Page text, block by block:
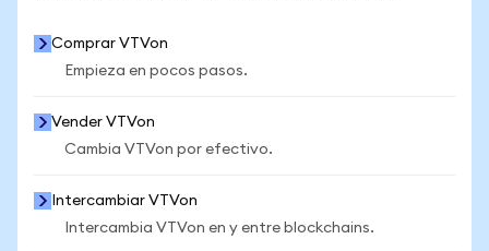
Comprar VTVon
Empieza en pocos pasos.
Vender VTVon
Cambia VTVon por efectivo.
Intercambiar VTVon
Intercambia VTVon en y entre blockchains.